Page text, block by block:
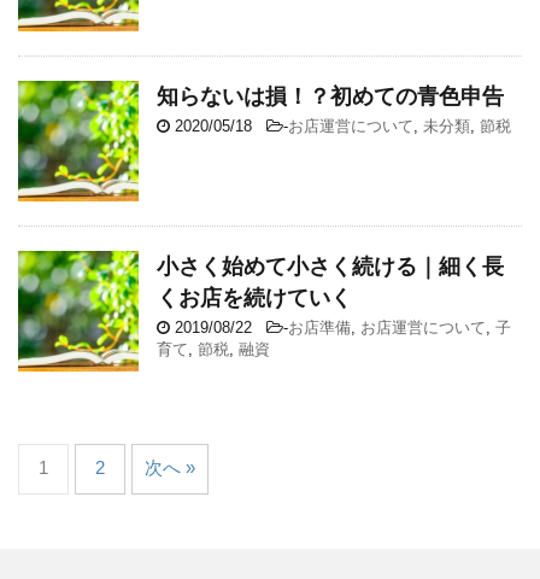
知らないは損！？初めての青色申告
2020/05/18 -お店運営について, 未分類, 節税
小さく始めて小さく続ける｜細く長
くお店を続けていく
2019/08/22 -お店準備, お店運営について, 子
育て, 節税, 融資
1 2 次へ »